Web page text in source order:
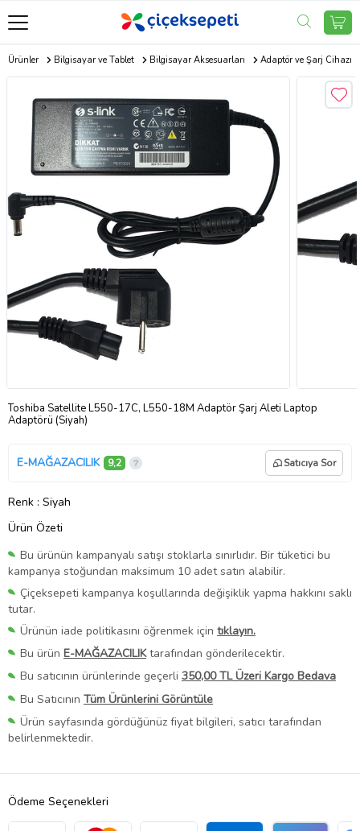
Ürünler Bilgisayar ve Tablet Bilgisayar Aksesuarları Adaptör ve Şarj Cihazı
Toshiba Satellite L550-17C, L550-18M Adaptör Şarj Aleti Laptop
Adaptörü (Siyah)
E-MAĞAZACILIK 9,2 Satıcıya Sor
Renk : Siyah
Ürün Özeti
Bu ürünün kampanyalı satışı stoklarla sınırlıdır. Bir tüketici bu
kampanya stoğundan maksimum 10 adet satın alabilir.
Çiçeksepeti kampanya koşullarında değişiklik yapma hakkını saklı
tutar.
Ürünün iade politikasını öğrenmek için tıklayın.
Bu ürün E-MAĞAZACILIKtarafından gönderilecektir.
Bu satıcının ürünlerinde geçerli 350,00 TL Üzeri Kargo Bedava
Bu Satıcının Tüm Ürünlerini Görüntüle
Ürün sayfasında gördüğünüz fiyat bilgileri, satıcı tarafından
belirlenmektedir.
Ödeme Seçenekleri